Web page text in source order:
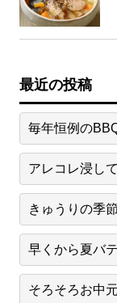
最近の投稿
毎年恒例の
アレコレ浸し
きゅうりの季
早くから夏バ
そろそろお中